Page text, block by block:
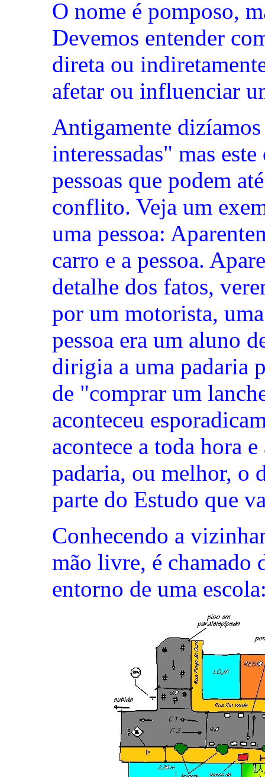
O nome é pomposo,
Devemos entender
direta ou
afetar ou influenciar
Antigamente
interessadas" mas
pessoas que podem
conflito. Veja um
uma pessoa:
carro e a pessoa.
detalhe dos fatos,
por um motorista,
pessoa era um aluno
dirigia a uma padaria
de "comprar um
aconteceu
acontece a toda hora
padaria, ou melhor, o
parte do Estudo que
Conhecendo a
mão livre, é chamado
entorno de uma